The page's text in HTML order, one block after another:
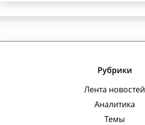
Рубрики
Лента новостей
Аналитика
Темы